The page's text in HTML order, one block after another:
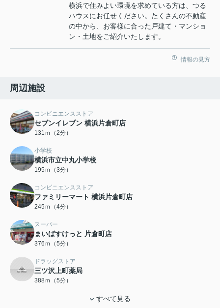
横浜で住みよい環境を求めている方は、つる
ハウスにお任せください。たくさんの不動産
の中から、お客様に合った戸建て・マンショ
ン・土地をご紹介いたします。
情報の見方
周辺施設
コンビニエンスストア
セブンイレブン 横浜片倉町店
131ｍ（2分）
小学校
横浜市立中丸小学校
195ｍ（3分）
コンビニエンスストア
ファミリーマート 横浜片倉町店
245ｍ（4分）
スーパー
まいばすけっと 片倉町店
376ｍ（5分）
ドラッグストア
三ツ沢上町薬局
388ｍ（5分）
すべて見る